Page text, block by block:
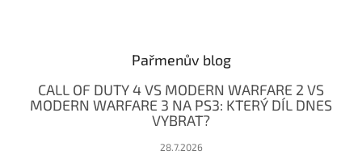
Pařmenův blog
CALL OF DUTY 4 VS MODERN WARFARE 2 VS
MODERN WARFARE 3 NA PS3: KTERÝ DÍL DNES
VYBRAT?
28.7.2026